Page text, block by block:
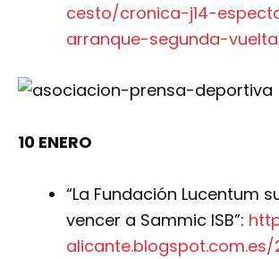
cesto/cronica-j14-
arranque-segunda-
10 ENERO
“La Fundación Lucentum
vencer a Sammic ISB”:
alicante.blogspot.com.es/